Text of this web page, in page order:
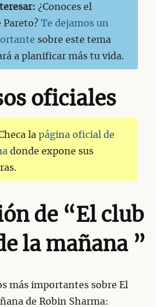
¿Conoces el
Pareto? Te dejamos un
sobre este tema
a planificar más tu vida.
oficiales
la página oficial de
donde expone sus
de “El club
la mañana ”
más importantes sobre El
de Robin Sharma: